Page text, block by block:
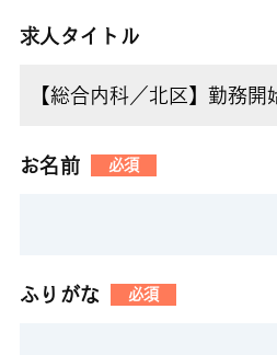
求人タイトル
お名前 必須
ふりがな 必須